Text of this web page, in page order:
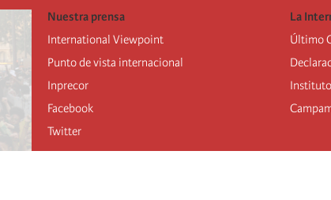
Nuestra prensa
International Viewpoint
Punto de vista internacional
Inprecor
Facebook
Twitter
La
Último
De